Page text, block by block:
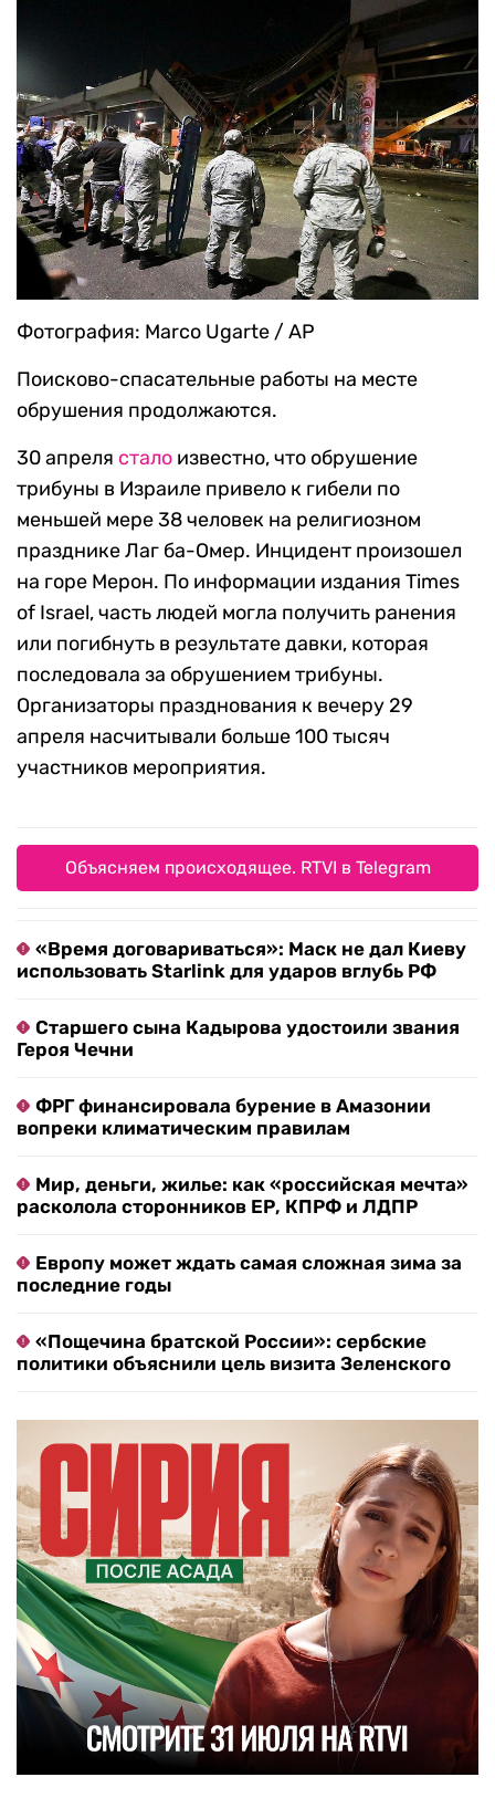
Фотография: Marco Ugarte / AP
Поисково-спасательные работы на месте
обрушения продолжаются.
30 апреля стало известно, что обрушение
трибуны в Израиле привело к гибели по
меньшей мере 38 человек на религиозном
празднике Лаг ба-Омер. Инцидент произошел
на горе Мерон. По информации издания Times
of Israel, часть людей могла получить ранения
или погибнуть в результате давки, которая
последовала за обрушением трибуны.
Организаторы празднования к вечеру 29
апреля насчитывали больше 100 тысяч
участников мероприятия.
Объясняем происходящее. RTVI в Telegram
«Время договариваться»: Маск не дал Киеву
использовать Starlink для ударов вглубь РФ
Старшего сына Кадырова удостоили звания
Героя Чечни
ФРГ финансировала бурение в Амазонии
вопреки климатическим правилам
Мир, деньги, жилье: как «российская мечта»
расколола сторонников ЕР, КПРФ и ЛДПР
Европу может ждать самая сложная зима за
последние годы
«Пощечина братской России»: сербские
политики объяснили цель визита Зеленского